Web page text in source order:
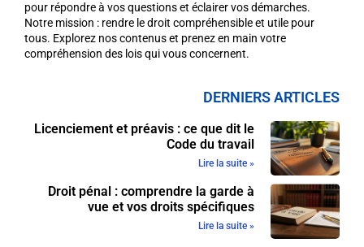
pour répondre à vos questions et éclairer vos démarches.
Notre mission : rendre le droit compréhensible et utile pour
tous. Explorez nos contenus et prenez en main votre
compréhension des lois qui vous concernent.
DERNIERS ARTICLES
Licenciement et préavis : ce que dit le
Code du travail
Lire la suite »
Droit pénal : comprendre la garde à
vue et vos droits spécifiques
Lire la suite »